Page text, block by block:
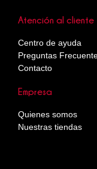
Atención al cliente
Centro de ayuda
Preguntas
Contacto
Empresa
Quienes somos
Nuestras tiendas